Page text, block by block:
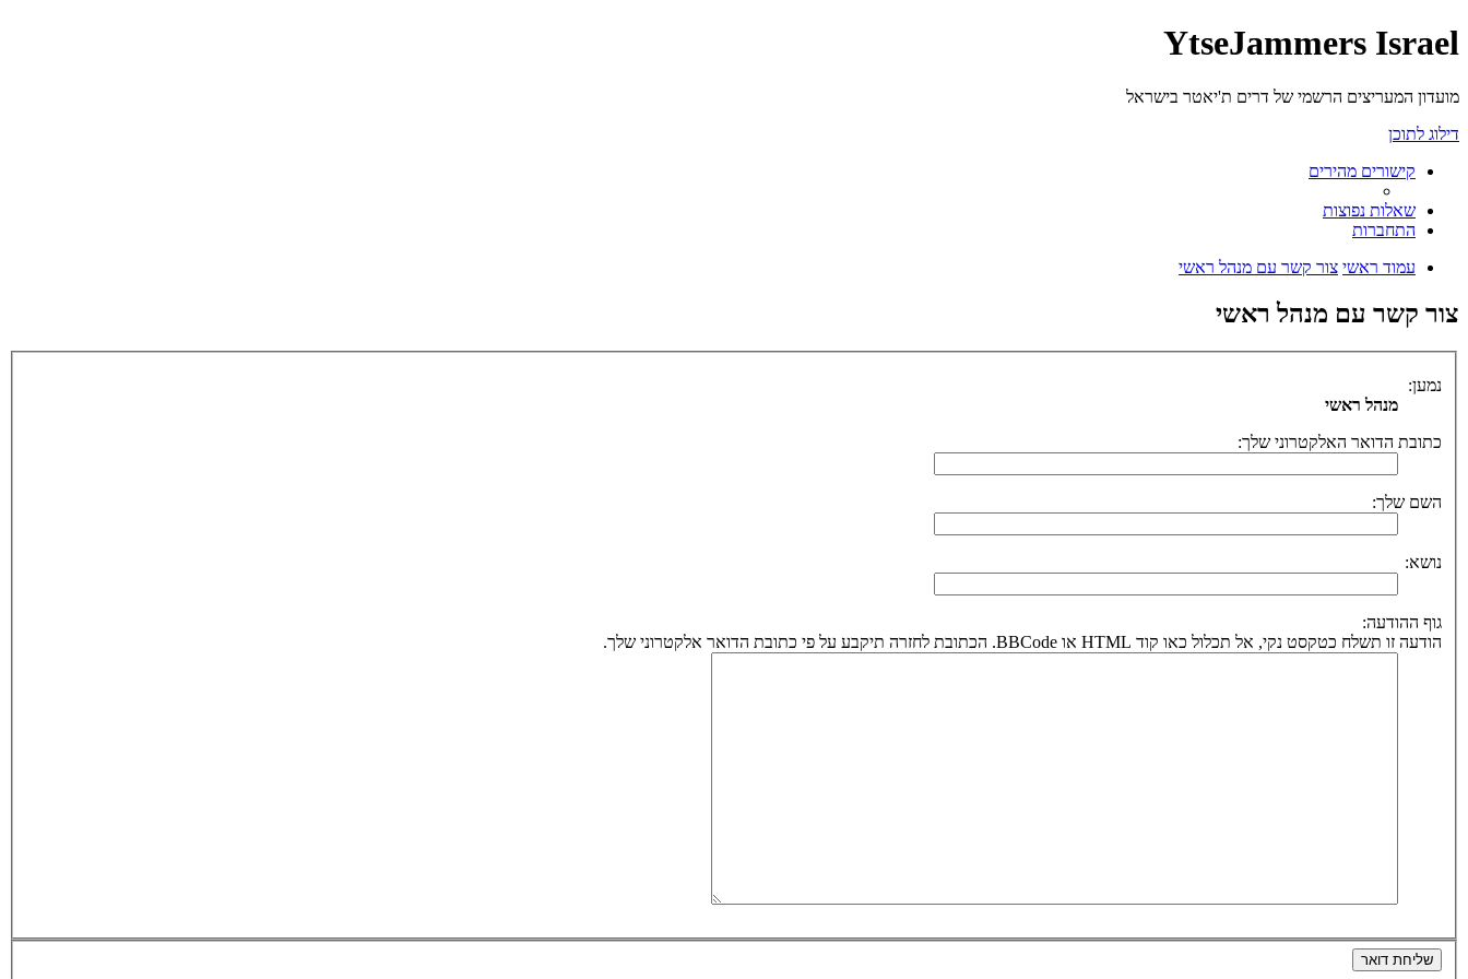
YtseJammers Israel
מועדון המעריצים הרשמי של דרים ת'יאטר בישראל
דילוג לתוכן
קישורים מהירים
שאלות נפוצות
התחברות
עמוד ראשי צור קשר עם מנהל ראשי
צור קשר עם מנהל ראשי
נמען:
מנהל ראשי
כתובת הדואר האלקטרוני שלך:
השם שלך:
נושא:
גוף ההודעה:
הודעה זו תשלח כטקסט נקי, אל תכלול כאו קוד HTML או BBCode. הכתובת לחזרה תיקבע על פי כתובת הדואר אלקטרוני שלך.